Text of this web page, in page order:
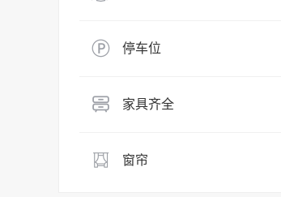
停车位
家具齐全
窗帘